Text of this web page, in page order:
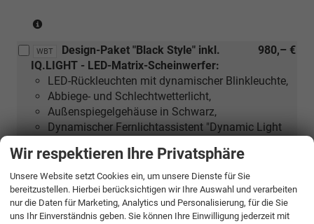
Schaltgetriebe)
WBT 980,– €
Design-Paket "Black Style" inkl.
IQ.LIGHT - LED-Matrix-Scheinwerfer:
LED-Rückleuchten mit dynamischer Blinkleuchte,
Abbiege- und Schlechtwetterlicht,
Außenspiegelgehäuse in Schwarz,
Dynamischer Fernlichtassistent "Dynamic Light
IQ.LIGHT - LED-Matrix-Scheinwerfer in schwarz,
Leuchtweitenregulierung dynamisch, mit
dynamischem Kurvenfahrlicht,
Volkswagen Logo vorn, Leiste zwischen den
Scheinwerfern sowie Türgriffmulden beleuchtet
Wir respektieren Ihre Privatsphäre
Unsere Website setzt Cookies ein, um unsere Dienste für Sie
bereitzustellen. Hierbei berücksichtigen wir Ihre Auswahl und verarbeiten
nur die Daten für Marketing, Analytics und Personalisierung, für die Sie
uns Ihr Einverständnis geben. Sie können Ihre Einwilligung jederzeit mit